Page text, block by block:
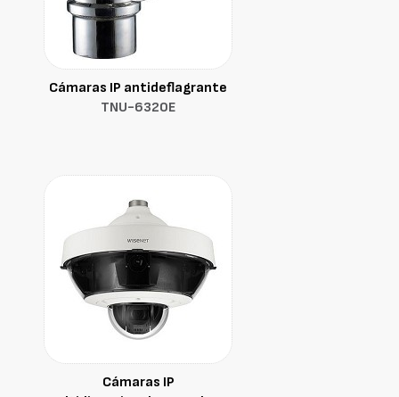
Cámaras IP antideflagrante
TNU-6320E
Cámaras IP